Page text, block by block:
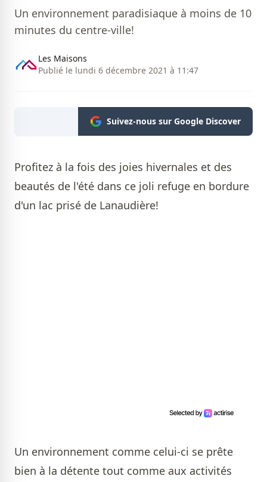
Un environnement paradisiaque à moins de 10
minutes du centre-ville!
Les Maisons
Publié le lundi 6 décembre 2021 à 11:47
Suivez-nous sur Google Discover
Profitez à la fois des joies hivernales et des
beautés de l'été dans ce joli refuge en bordure
d'un lac prisé de Lanaudière!
Un environnement comme celui-ci se prête
bien à la détente tout comme aux activités